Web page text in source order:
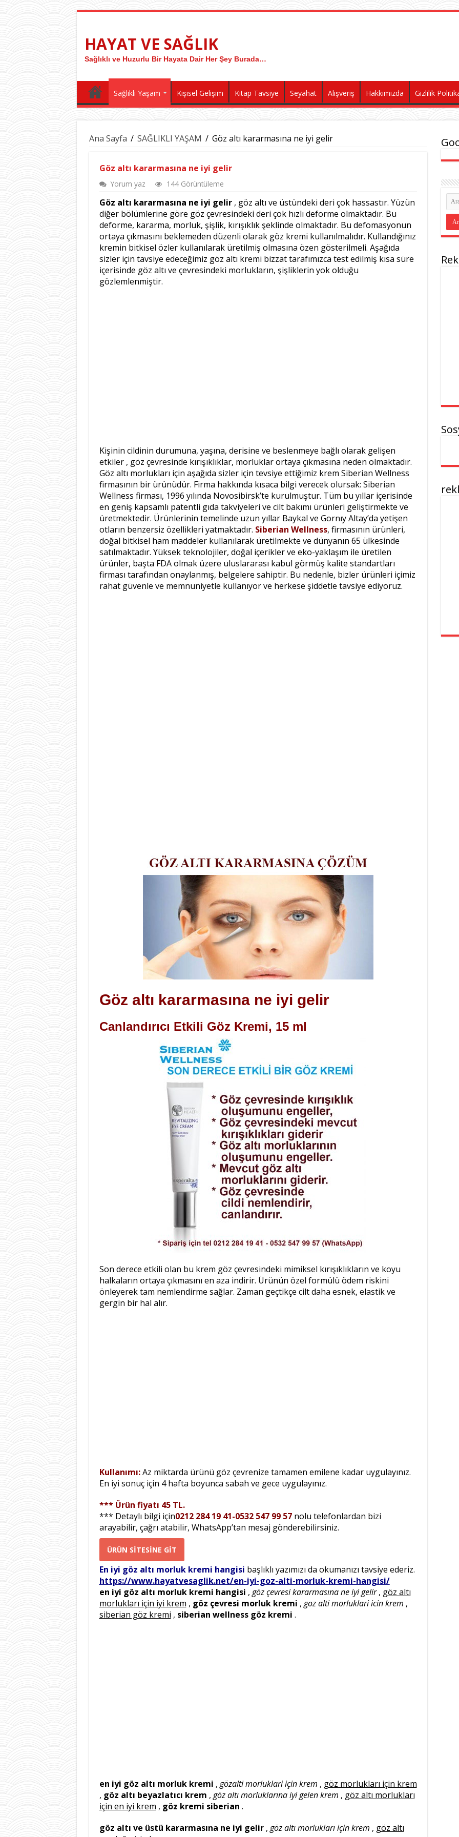
HAYAT VE SAĞLIK
Sağlıklı ve Huzurlu Bir Hayata Dair Her Şey Burada…
Sağlıklı Yaşam Kişisel Gelişim Kitap Tavsiye Seyahat Alışveriş Hakkımızda Gizlilik
Ana Sayfa / SAĞLIKLI YAŞAM / Göz altı kararmasına ne iyi gelir
Göz altı kararmasına ne iyi gelir
Yorum yaz 144 Görüntüleme
Göz altı kararmasına ne iyi gelir, göz altı ve üstündeki deri çok hassastır. Yüzün
diğer bölümlerine göre göz çevresindeki deri çok hızlı deforme olmaktadır. Bu
deforme, kararma, morluk, şişlik, kırışıklık şeklinde olmaktadır. Bu defomasyonun
ortaya çıkmasını beklemeden düzenli olarak göz kremi kullanılmalıdır. Kullandığınız
kremin bitkisel özler kullanılarak üretilmiş olmasına özen gösterilmeli. Aşağıda
sizler için tavsiye edeceğimiz göz altı kremi bizzat tarafımızca test edilmiş kısa süre
içerisinde göz altı ve çevresindeki morlukların, şişliklerin yok olduğu
gözlemlenmiştir.
Kişinin cildinin durumuna, yaşına, derisine ve beslenmeye bağlı olarak gelişen
etkiler , göz çevresinde kırışıklıklar, morluklar ortaya çıkmasına neden olmaktadır.
Göz altı morlukları için aşağıda sizler için tevsiye ettiğimiz krem Siberian Wellness
firmasının bir ürünüdür. Firma hakkında kısaca bilgi verecek olursak: Siberian
Wellness firması, 1996 yılında Novosibirsk’te kurulmuştur. Tüm bu yıllar içerisinde
en geniş kapsamlı patentli gıda takviyeleri ve cilt bakımı ürünleri geliştirmekte ve
üretmektedir. Ürünlerinin temelinde uzun yıllar Baykal ve Gornıy Altay’da yetişen
otların benzersiz özellikleri yatmaktadır. Siberian Wellness, firmasının ürünleri,
doğal bitkisel ham maddeler kullanılarak üretilmekte ve dünyanın 65 ülkesinde
satılmaktadır. Yüksek teknolojiler, doğal içerikler ve eko-yaklaşım ile üretilen
ürünler, başta FDA olmak üzere uluslararası kabul görmüş kalite standartları
firması tarafından onaylanmış, belgelere sahiptir. Bu nedenle, bizler ürünleri içimiz
rahat güvenle ve memnuniyetle kullanıyor ve herkese şiddetle tavsiye ediyoruz.
Göz altı kararmasına ne iyi gelir
Canlandırıcı Etkili Göz Kremi, 15 ml
Son derece etkili olan bu krem göz çevresindeki mimiksel kırışıklıkların ve koyu
halkaların ortaya çıkmasını en aza indirir. Ürünün özel formülü ödem riskini
önleyerek tam nemlendirme sağlar. Zaman geçtikçe cilt daha esnek, elastik ve
gergin bir hal alır.
Kullanımı:Az miktarda ürünü göz çevrenize tamamen emilene kadar uygulayınız.
En iyi sonuç için 4 hafta boyunca sabah ve gece uygulayınız.
*** Ürün fiyatı 45 TL.
*** Detaylı bilgi için0212 284 19 41-0532 547 99 57nolu telefonlardan bizi
arayabilir, çağrı atabilir, WhatsApp’tan mesaj gönderebilirsiniz.
ÜRÜN SİTESİNE GİT
En iyi göz altı morluk kremi hangisi başlıklı yazımızı da okumanızı tavsiye ederiz.
https://www.hayatvesaglik.net/en-iyi-goz-alti-morluk-kremi-hangisi/
en iyi göz altı morluk kremi hangisi , göz çevresi kararmasına ne iyi gelir, göz altı
morlukları için iyi krem , göz çevresi morluk kremi , goz alti morluklari icin krem ,
siberian göz kremi , siberian wellness göz kremi .
en iyi göz altı morluk kremi , gözalti morluklari için krem , göz morlukları için krem
, göz altı beyazlatıcı krem , göz altı morluklarına iyi gelen krem , göz altı morlukları
için en iyi krem , göz kremi siberian .
göz altı ve üstü kararmasına ne iyi gelir, göz altı morlukları için krem , göz altı